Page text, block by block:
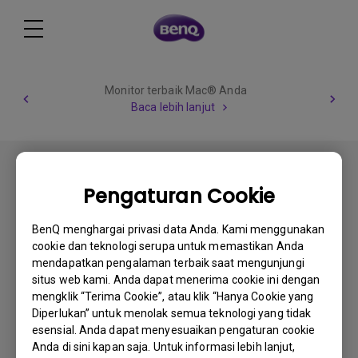
Pengaturan Cookie
BenQ menghargai privasi data Anda. Kami menggunakan
cookie dan teknologi serupa untuk memastikan Anda
mendapatkan pengalaman terbaik saat mengunjungi
situs web kami. Anda dapat menerima cookie ini dengan
mengklik “Terima Cookie”, atau klik “Hanya Cookie yang
Diperlukan” untuk menolak semua teknologi yang tidak
esensial. Anda dapat menyesuaikan pengaturan cookie
Anda di sini kapan saja. Untuk informasi lebih lanjut,
Monitor terbaik Mac® Anda
Baca lebih lanjut
Berlangganan
Produk
Proyektor
Monitor
Solusi